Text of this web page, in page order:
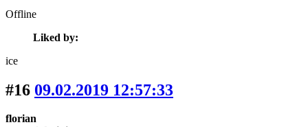
Offline
Liked by:
ice
#16 09.02.2019 12:57:33
florian